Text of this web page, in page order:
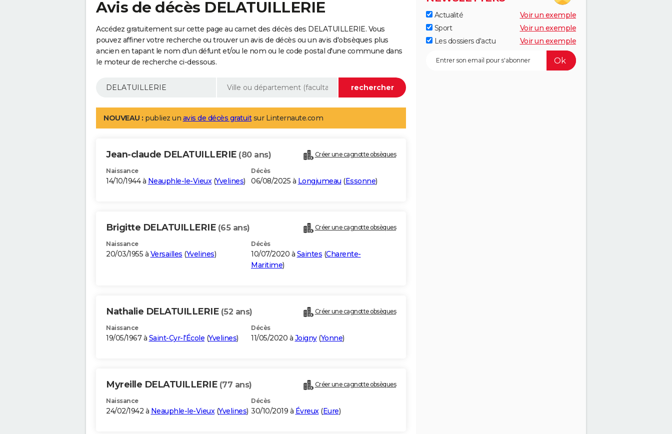
Avis de décès DELATUILLERIE
Accédez gratuitement sur cette page au carnet des décès des DELATUILLERIE. Vous
pouvez affiner votre recherche ou trouver un avis de décès ou un avis d'obsèques plus
ancien en tapant le nom d'un défunt et/ou le nom ou le code postal d'une commune dans
le moteur de recherche ci-dessous.
NOUVEAU : publiez un avis de décès gratuitsur Linternaute.com
Jean-claude DELATUILLERIE (80 ans) Créer une cagnotte obsèques
Naissance
14/10/1944 à Neauphle-le-Vieux(Yvelines)
Décès
06/08/2025 à Longjumeau (Essonne)
Brigitte DELATUILLERIE (65 ans) Créer une cagnotte obsèques
Naissance
20/03/1955 à Versailles (Yvelines)
Décès
10/07/2020 à Saintes (Charente-
Maritime)
Nathalie DELATUILLERIE (52 ans) Créer une cagnotte obsèques
Naissance
19/05/1967 à Saint-Cyr-l'École (Yvelines)
Décès
11/05/2020 à Joigny(Yonne)
Myreille DELATUILLERIE (77 ans) Créer une cagnotte obsèques
Naissance
24/02/1942 à Neauphle-le-Vieux(Yvelines)
Décès
30/10/2019 à Évreux(Eure)
Actualité
Voir un exemple
Sport
Voir un exemple
Les dossiers d'actu
Voir un exemple